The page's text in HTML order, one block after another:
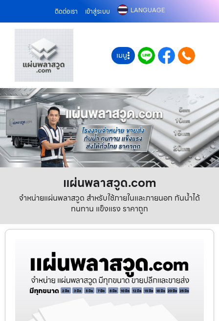
ติดต่อเรา เข้าสู่ระบบ LANGUAGE
เมนู
แผ่นพลาสวูด.com
จำหน่ายแผ่นพลาสวูด สำหรับใช้ภายในและภายนอก กันน้ำได้
ทนทาน แข็งแรง ราคาถูก